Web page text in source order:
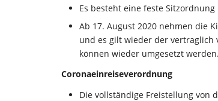
Es besteht eine feste
Ab 17. August 2020 nehmen die
und es gilt wieder der vertraglich
können wieder umgesetzt
Coronaeinreiseverordnung
Die vollständige Freistellung von